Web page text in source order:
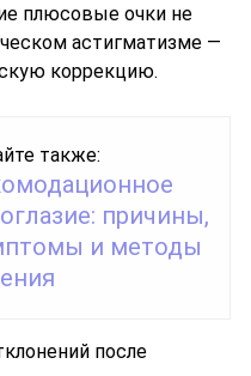
плюсовые очки не
астигматизме —
коррекцию.
также:
причины,
и методы
после